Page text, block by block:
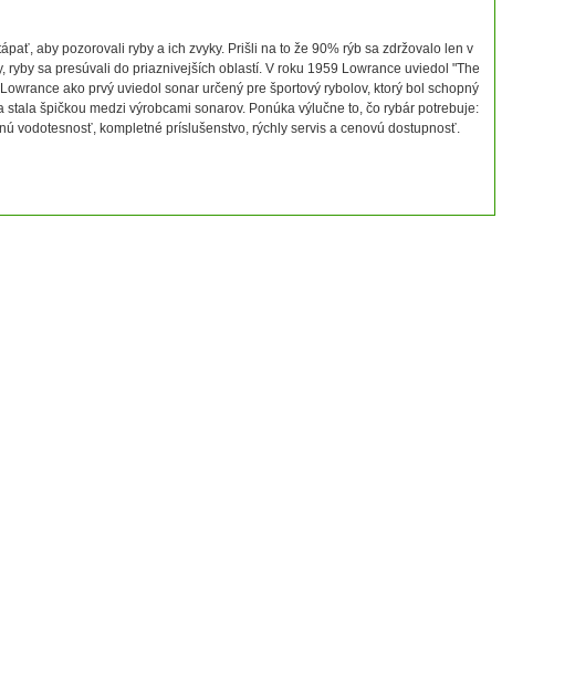
aby pozorovali ryby a ich zvyky. Prišli na to že 90% rýb sa zdržovalo len v
sa presúvali do priaznivejších oblastí. V roku 1959 Lowrance uviedol "The
ako prvý uviedol sonar určený pre športový rybolov, ktorý bol schopný
špičkou medzi výrobcami sonarov. Ponúka výlučne to, čo rybár potrebuje:
vodotesnosť, kompletné príslušenstvo, rýchly servis a cenovú dostupnosť.